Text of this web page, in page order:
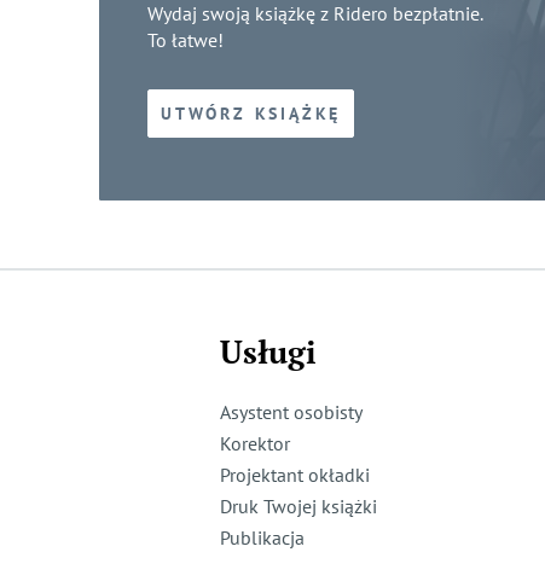
Wydaj swoją książkę z Ridero bezpłatnie.
To łatwe!
UTWÓRZ KSIĄŻKĘ
Usługi
Asystent osobisty
Korektor
Projektant okładki
Druk Twojej książki
Publikacja